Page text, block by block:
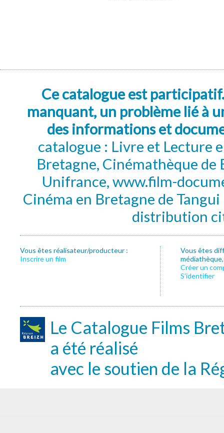
Ce catalogue est
manquant, un problème lié à
des informations et
catalogue : Livre et Lecture
Bretagne, Cinémathèque de
Unifrance, www.film-
Cinéma en Bretagne de
distribution
Vous êtes réalisateur/producteur :
Inscrire un film
Vous êtes
Créer un
S’identifier
Le Catalogue Films
a été réalisé
avec le soutien de la